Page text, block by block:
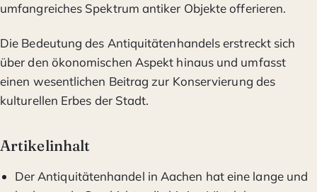
umfangreiches Spektrum antiker Objekte offerieren.
Die Bedeutung des Antiquitätenhandels erstreckt sich
über den ökonomischen Aspekt hinaus und umfasst
einen wesentlichen Beitrag zur Konservierung des
kulturellen Erbes der Stadt.
Artikelinhalt
Der Antiquitätenhandel in Aachen hat eine lange und